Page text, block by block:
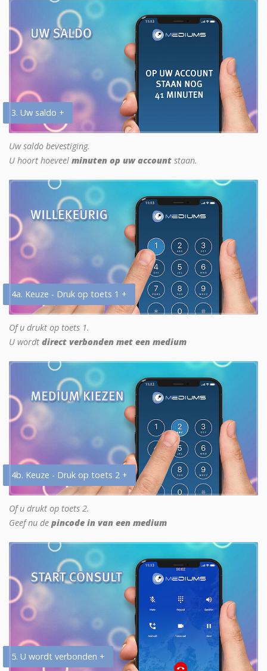
3. Uw saldo +
Uw saldo bevestiging.
U hoort hoeveel minuten op uw account staan.
4a. Keuze - Druk op toets 1 +
Of u drukt op toets 1.
U wordt direct verbonden met een medium
4b. Keuze - Druk op toets 2 +
Of u drukt op toets 2.
Geef nu de pincode in van een medium
5. U wordt verbonden +